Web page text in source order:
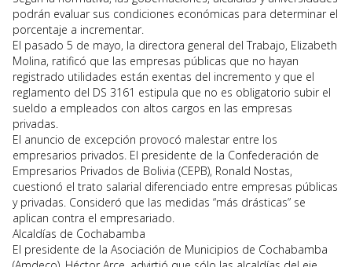
podrán evaluar sus condiciones económicas para determinar el
porcentaje a incrementar.
El pasado 5 de mayo, la directora general del Trabajo, Elizabeth
Molina, ratificó que las empresas públicas que no hayan
registrado utilidades están exentas del incremento y que el
reglamento del DS 3161 estipula que no es obligatorio subir el
sueldo a empleados con altos cargos en las empresas
privadas.
El anuncio de excepción provocó malestar entre los
empresarios privados. El presidente de la Confederación de
Empresarios Privados de Bolivia (CEPB), Ronald Nostas,
cuestionó el trato salarial diferenciado entre empresas públicas
y privadas. Consideró que las medidas “más drásticas” se
aplican contra el empresariado.
Alcaldías de Cochabamba
El presidente de la Asociación de Municipios de Cochabamba